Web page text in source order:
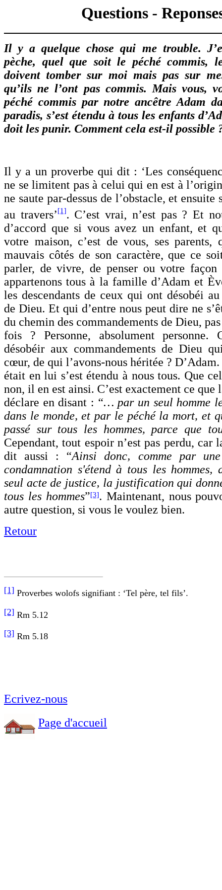
Questions -
Il y a quelque chose qui me trouble.
pèche, quel que soit le péché commis,
doivent tomber sur moi mais pas sur
qu’ils ne l’ont pas commis. Mais vous,
péché commis par notre ancêtre Adam
paradis, s’est étendu à tous les enfants
doit les punir. Comment cela est-il possible
Il y a un proverbe qui dit : ‘Les
ne se limitent pas à celui qui en est à
ne saute par-dessus de l’obstacle, et ensuite
au travers’[1]. C’est vrai, n’est pas ? Et
d’accord que si vous avez un enfant, et
votre maison, c’est de vous, ses parents,
mauvais côtés de son caractère, que ce
parler, de vivre, de penser ou votre façon
appartenons tous à la famille d’Adam et
les descendants de ceux qui ont désobéi
de Dieu. Et qui d’entre nous peut dire ne
du chemin des commandements de Dieu,
fois ? Personne, absolument personne.
désobéir aux commandements de Dieu
cœur, de qui l’avons-nous héritée ?
était en lui s’est étendu à nous tous. Que
non, il en est ainsi. C’est exactement ce que
déclare en disant : “… par un seul homme
dans le monde, et par le péché la mort, et
passé sur tous les hommes, parce que
Cependant, tout espoir n’est pas perdu, car
dit aussi : “Ainsi donc, comme par
condamnation s'étend à tous les hommes,
seul acte de justice, la justification qui
tous les hommes”[3]. Maintenant, nous
autre question, si vous le voulez bien.
Retour
[1] Proverbes wolofs signifiant : ‘Tel père, tel fils’.
[2] Rm 5.12
[3] Rm 5.18
Ecrivez-nous
Page d'accueil